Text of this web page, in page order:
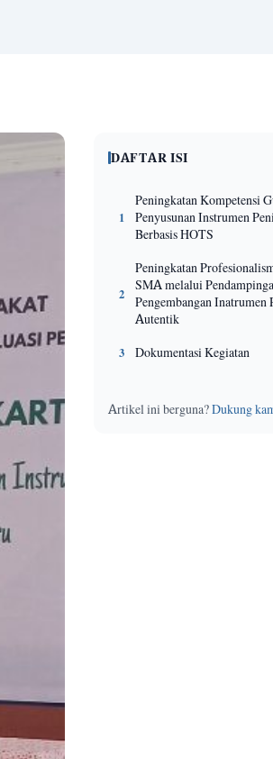
DAFTAR ISI
1
Peningkatan Kompetensi
Penyusunan Instrumen
Berbasis HOTS
2
Peningkatan
SMA melalui
Pengembangan Inatrumen
Autentik
3 Dokumentasi Kegiatan
Artikel ini berguna?Dukung